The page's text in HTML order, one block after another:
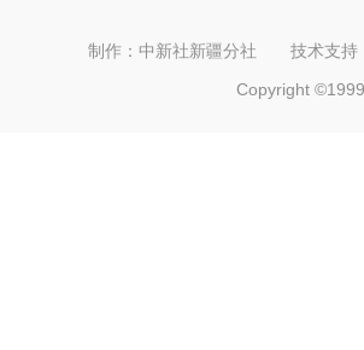
制作：中新社新疆分社 技术支
Copyright